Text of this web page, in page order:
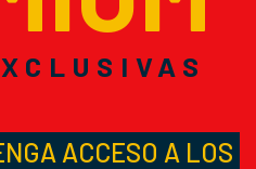
ACCESO A LOS